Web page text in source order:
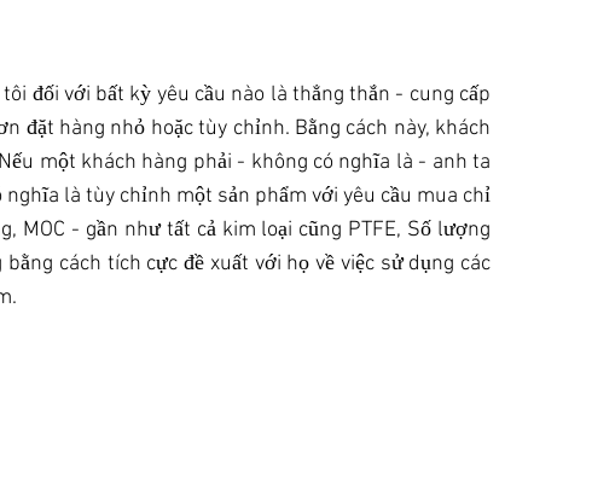
đối với bất kỳ yêu cầu nào là thẳng thắn - cung cấp
đặt hàng nhỏ hoặc tùy chỉnh. Bằng cách này, khách
một khách hàng phải - không có nghĩa là - anh ta
là tùy chỉnh một sản phẩm với yêu cầu mua chỉ
- gần như tất cả kim loại cũng PTFE, Số lượng
cách tích cực đề xuất với họ về việc sử dụng các